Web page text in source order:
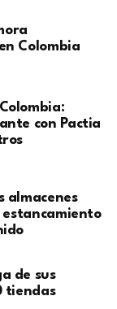
Colombia
con Pactia
almacenes
de sus
tiendas